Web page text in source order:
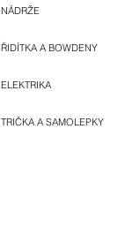
NÁDRŽE
ŘIDÍTKA A BOWDENY
ELEKTRIKA
TRIČKA A SAMOLEPKY